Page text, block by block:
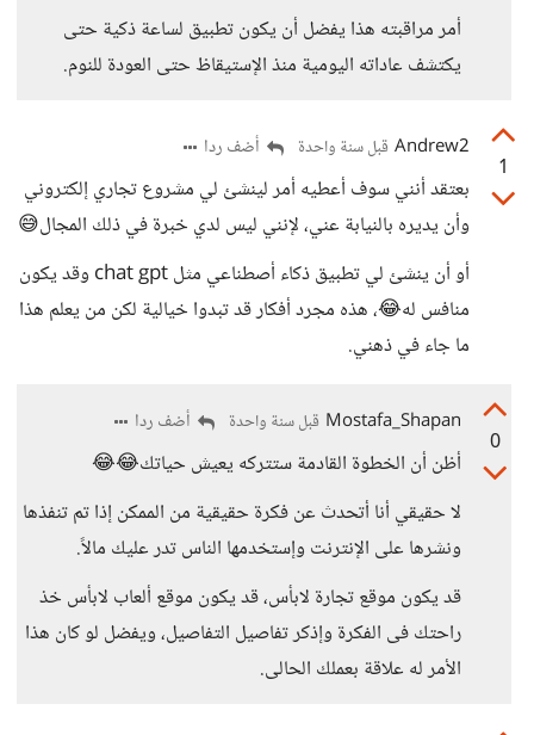
أمر مراقبته هذا يفضل أن يكون تطبيق لساعة ذكية حتى
يكتشف عاداته اليومية منذ الإستيقاظ حتى العودة للنوم.
1
Andrew2 قبل سنة واحدة أضف ردا
بعتقد أنني سوف أعطيه أمر لينشئ لي مشروع تجاري إلكتروني
وأن يديره بالنيابة عني، لإنني ليس لدي خبرة في ذلك المجال😅
أو أن ينشئ لي تطبيق ذكاء أصطناعي مثل chat gpt وقد يكون
منافس له😂، هذه مجرد أفكار قد تبدوا خيالية لكن من يعلم هذا
ما جاء في ذهني.
0
Mostafa_Shapan قبل سنة واحدة أضف ردا
أظن أن الخطوة القادمة ستتركه يعيش حياتك😂😂
لا حقيقي أنا أتحدث عن فكرة حقيقية من الممكن إذا تم تنفذها
ونشرها على الإنترنت وإستخدمها الناس تدر عليك مالاً.
قد يكون موقع تجارة لابأس، قد يكون موقع ألعاب لابأس خذ
راحتك فى الفكرة وإذكر تفاصيل التفاصيل، ويفضل لو كان هذا
الأمر له علاقة بعملك الحالى.